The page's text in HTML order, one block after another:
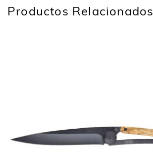
Productos Relacionados